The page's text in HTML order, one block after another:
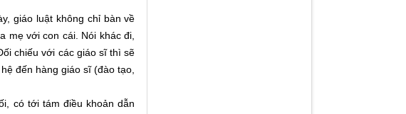
giáo luật không chỉ bàn về
mẹ với con cái. Nói khác đi,
chiếu với các giáo sĩ thì sẽ
đến hàng giáo sĩ (đào tạo,
có tới tám điều khoản dẫn